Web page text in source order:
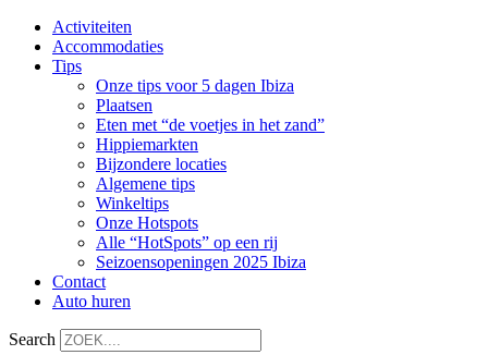
Activiteiten
Accommodaties
Tips
Onze tips voor 5 dagen Ibiza
Plaatsen
Eten met “de voetjes in het zand”
Hippiemarkten
Bijzondere locaties
Algemene tips
Winkeltips
Onze Hotspots
Alle “HotSpots” op een rij
Seizoensopeningen 2025 Ibiza
Contact
Auto huren
Search